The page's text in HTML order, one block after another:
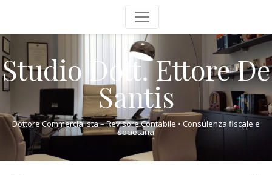
Studio Dott. Ettore De
Santis
Dottore Commercialista – Revisore Contabile • Consulenza fiscale e
societaria